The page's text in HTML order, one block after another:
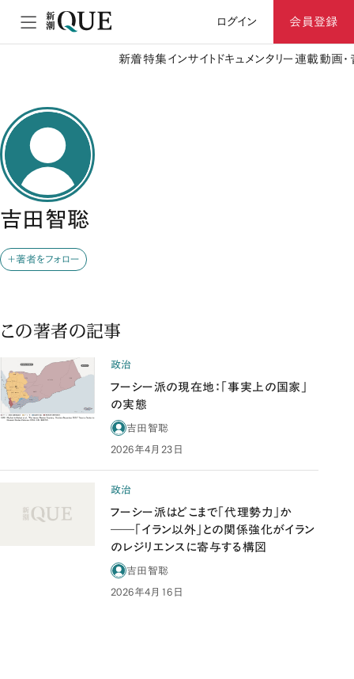
ログイン 会員登録
新着特集 インサイト ドキュメンタリー 連載動画
吉田智聡
＋著者をフォロー
この著者の記事
政治
フーシー派の現在地：「事実上の国家」
の実態
吉田智聡
2026年4月23日
政治
フーシー派はどこまで「代理勢力」か
――「イラン以外」との関係強化がイラン
のレジリエンスに寄与する構図
吉田智聡
2026年4月16日